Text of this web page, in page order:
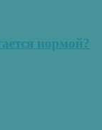
нормой?